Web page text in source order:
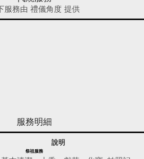
服務由 禮儀角度 提供
服務明細
說明
祭祖服務